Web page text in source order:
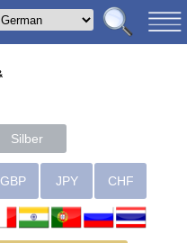
Silber
GBP JPY CHF